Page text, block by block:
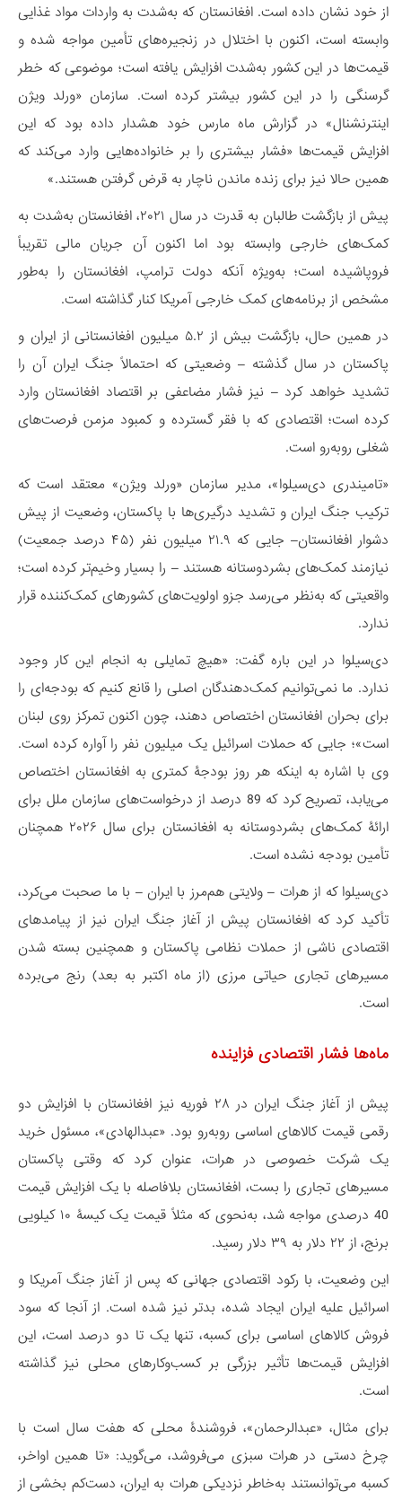
از خود نشان داده است. افغانستان که به‌شدت به واردات مواد غذایی
وابسته است، اکنون با اختلال در زنجیره‌های تأمین مواجه شده و
قیمت‌ها در این کشور به‌شدت افزایش یافته‌ است؛ موضوعی که خطر
گرسنگی را در این کشور بیشتر کرده است. سازمان «ورلد ویژن
اینترنشنال» در گزارش ماه مارس خود هشدار داده بود که این
افزایش قیمت‌ها «فشار بیشتری را بر خانواده‌هایی وارد می‌کند که
همین حالا نیز برای زنده ماندن ناچار به قرض گرفتن هستند.»
پیش از بازگشت طالبان به قدرت در سال ۲۰۲۱، افغانستان به‌شدت به
کمک‌های خارجی وابسته بود اما اکنون آن جریان مالی تقریباً
فروپاشیده است؛ به‌ویژه آنکه دولت ترامپ، افغانستان را به‌طور
مشخص از برنامه‌های کمک خارجی آمریکا کنار گذاشته است.
در همین حال، بازگشت بیش از ۵.۲ میلیون افغانستانی از ایران و
پاکستان در سال گذشته – وضعیتی که احتمالاً جنگ ایران آن را
تشدید خواهد کرد – نیز فشار مضاعفی بر اقتصاد افغانستان وارد
کرده است؛ اقتصادی که با فقر گسترده و کمبود مزمن فرصت‌های
شغلی روبه‌رو است.
«تامیندری دی‌سیلوا»، مدیر سازمان «ورلد ویژن» معتقد است که
ترکیب جنگ ایران و تشدید درگیری‌ها با پاکستان، وضعیت از پیش
دشوار افغانستان– جایی که ۲۱.۹ میلیون نفر (۴۵ درصد جمعیت)
نیازمند کمک‌های بشردوستانه هستند – را بسیار وخیم‌تر کرده است؛
واقعیتی که به‌نظر می‌رسد جزو اولویت‌های کشورهای کمک‌کننده قرار
ندارد.
دی‌سیلوا در این باره گفت: «هیچ تمایلی به انجام این کار وجود
ندارد. ما نمی‌توانیم کمک‌دهندگان اصلی را قانع کنیم که بودجه‌ای را
برای بحران افغانستان اختصاص دهند، چون اکنون تمرکز روی لبنان
است»؛ جایی که حملات اسرائیل یک میلیون نفر را آواره کرده است.
وی با اشاره به اینکه هر روز بودجۀ کمتری به افغانستان اختصاص
می‌یابد، تصریح کرد که 89 درصد از درخواست‌های سازمان ملل برای
ارائۀ کمک‌های بشردوستانه به افغانستان برای سال ۲۰۲۶ همچنان
تأمین بودجه نشده است.
دی‌سیلوا که از هرات – ولایتی هم‌مرز با ایران – با ما صحبت می‌کرد،
تأکید کرد که افغانستان پیش از آغاز جنگ ایران نیز از پیامدهای
اقتصادی ناشی از حملات نظامی پاکستان و همچنین بسته شدن
مسیرهای تجاری حیاتی مرزی (از ماه اکتبر به بعد) رنج می‌برده
است.
ماه‌ها فشار اقتصادی فزاینده
پیش از آغاز جنگ ایران در ۲۸ فوریه نیز افغانستان با افزایش دو
رقمی قیمت کالاهای اساسی روبه‌رو بود. «عبدالهادی»، مسئول خرید
یک شرکت‌ خصوصی در هرات، عنوان کرد که وقتی پاکستان
مسیرهای تجاری را بست، افغانستان بلافاصله با یک افزایش قیمت
40 درصدی مواجه شد، به‌نحوی که مثلاً قیمت یک کیسۀ ۱۰ کیلویی
برنج، از ۲۲ دلار به ۳۹ دلار رسید.
این وضعیت، با رکود اقتصادی جهانی که پس از آغاز جنگ آمریکا و
اسرائیل علیه ایران ایجاد شده، بدتر نیز شده است. از آنجا که سود
فروش کالاهای اساسی برای کسبه، تنها یک تا دو درصد است، این
افزایش قیمت‌ها تأثیر بزرگی بر کسب‌وکارهای محلی نیز گذاشته
است.
برای مثال، «عبدالرحمان»، فروشندۀ محلی که هفت سال است با
چرخ دستی در هرات سبزی می‌فروشد، می‌گوید: «تا همین اواخر،
کسبه می‌توانستند به‌خاطر نزدیکی هرات به ایران، دست‌کم بخشی از